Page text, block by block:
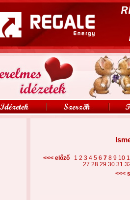
<<< előző 1 2 3 4 5 6 7 8 9 10
27 28 29 30 31
<<<